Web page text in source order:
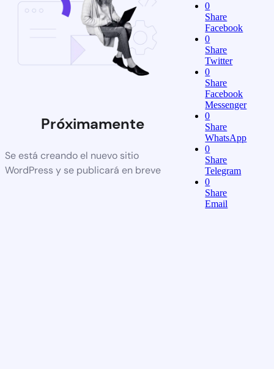
Próximamente
Se está creando el nuevo sitio
WordPress y se publicará en breve
0
Share
Facebook
0
Share
Twitter
0
Share
Facebook
Messenger
0
Share
WhatsApp
0
Share
Telegram
0
Share
Email